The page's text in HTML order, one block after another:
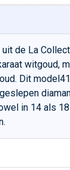
de La
witgoud,
Dit
in 14 als